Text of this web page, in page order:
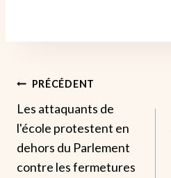
Navigation
De
L’article
PRÉCÉDENT
Les attaquants de
l'école protestent en
dehors du Parlement
contre les fermetures